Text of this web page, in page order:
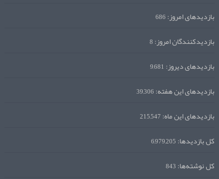
بازدیدهای امروز:686
بازدیدکنندگان امروز:8
بازدیدهای دیروز:9,681
بازدیدهای این هفته:39,306
بازدیدهای این ماه:215,547
کل بازدیدها:6,979,205
کل نوشته‌ها:843